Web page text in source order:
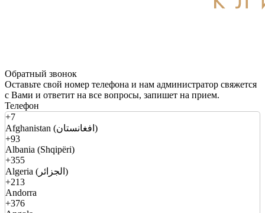
Обратный звонок
Оставьте свой номер телефона и нам администратор свяжется
с Вами и ответит на все вопросы, запишет на прием.
Телефон
+7
Afghanistan (افغانستان)
+93
Albania (Shqipëri)
+355
Algeria (الجزائر)
+213
Andorra
+376